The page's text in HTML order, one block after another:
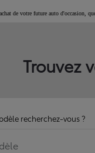
de votre future auto d'occasion,
Trouvez
recherchez-vous ?